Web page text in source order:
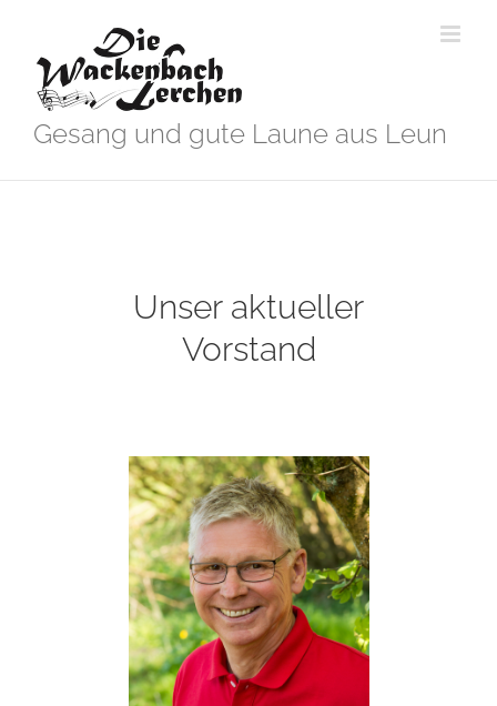
springen
Gesang und gute Laune aus Leun
Unser aktueller
Vorstand